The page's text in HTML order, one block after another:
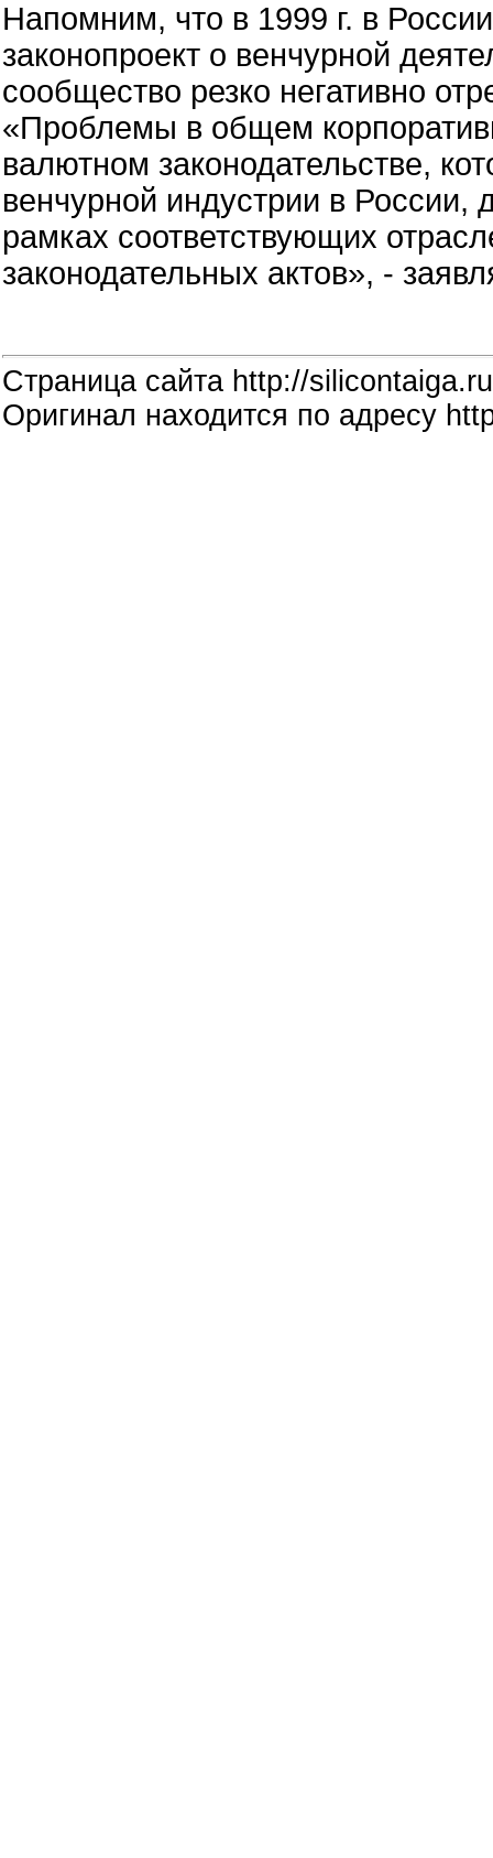
Напомним, что в 1999 г. в
законопроект о венчурной
сообщество резко негативно
«Проблемы в общем
валютном законодательстве,
венчурной индустрии в России,
рамках соответствующих
законодательных актов», -
Страница сайта http://silicontaiga.ru
Оригинал находится по адресу